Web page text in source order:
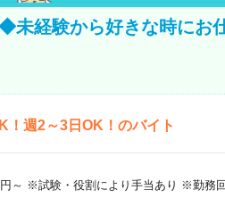
未経験から好きな時にお
！週2～3日OK！のバイト
～ ※試験・役割により手当あり ※勤務